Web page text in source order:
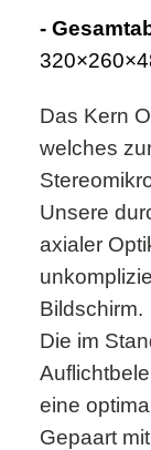
-
Das Kern
welches
Unsere
axialer
Bildschirm.
Die im
eine
Gepaart